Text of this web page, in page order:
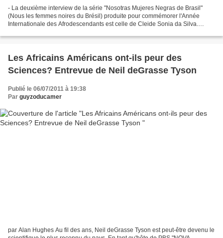
- La deuxième interview de la série "Nosotras Mujeres Negras de Brasil"
(Nous les femmes noires du Brésil) produite pour commémorer l'Année
Internationale des Afrodescendants est celle de Cleide Sonia da Silva.
Les Africains Américans ont-ils peur des
Sciences? Entrevue de Neil deGrasse Tyson
Publié le 06/07/2011 à 19:38
Par guyzoducamer
par Alan Hughes Au fil des ans, Neil deGrasse Tyson est peut-être devenu le